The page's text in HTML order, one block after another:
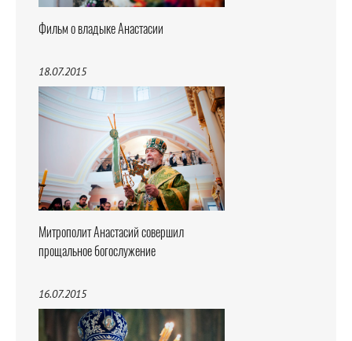
Фильм о владыке Анастасии
18.07.2015
Митрополит Анастасий совершил
прощальное богослужение
16.07.2015